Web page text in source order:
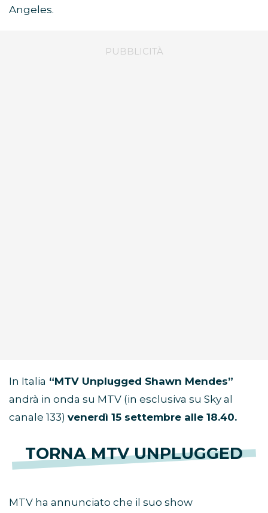
Angeles.
In Italia “MTV Unplugged Shawn Mendes”
andrà in onda su MTV (in esclusiva su Sky al
canale 133) venerdì 15 settembre alle 18.40.
TORNA MTV UNPLUGGED
MTV ha annunciato che il suo show